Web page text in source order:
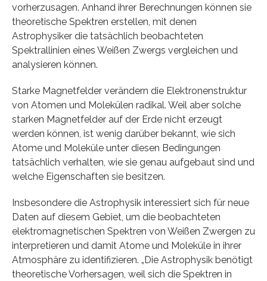
vorherzusagen. Anhand ihrer Berechnungen können sie
theoretische Spektren erstellen, mit denen
Astrophysiker die tatsächlich beobachteten
Spektrallinien eines Weißen Zwergs vergleichen und
analysieren können.
Starke Magnetfelder verändern die Elektronenstruktur
von Atomen und Molekülen radikal. Weil aber solche
starken Magnetfelder auf der Erde nicht erzeugt
werden können, ist wenig darüber bekannt, wie sich
Atome und Moleküle unter diesen Bedingungen
tatsächlich verhalten, wie sie genau aufgebaut sind und
welche Eigenschaften sie besitzen.
Insbesondere die Astrophysik interessiert sich für neue
Daten auf diesem Gebiet, um die beobachteten
elektromagnetischen Spektren von Weißen Zwergen zu
interpretieren und damit Atome und Moleküle in ihrer
Atmosphäre zu identifizieren. „Die Astrophysik benötigt
theoretische Vorhersagen, weil sich die Spektren in